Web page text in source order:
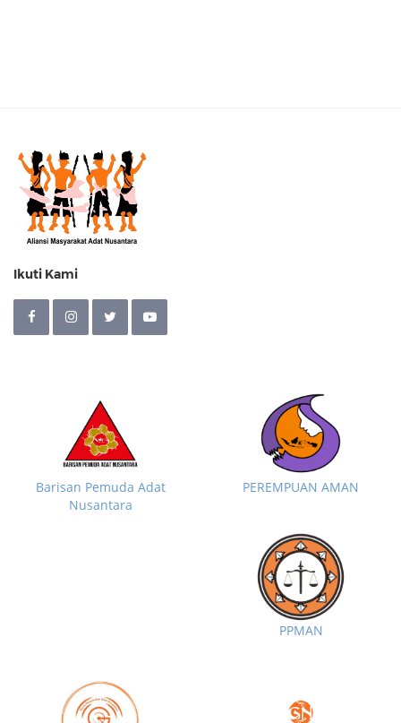
Ikuti Kami
Barisan Pemuda Adat
Nusantara
PEREMPUAN AMAN
PPMAN